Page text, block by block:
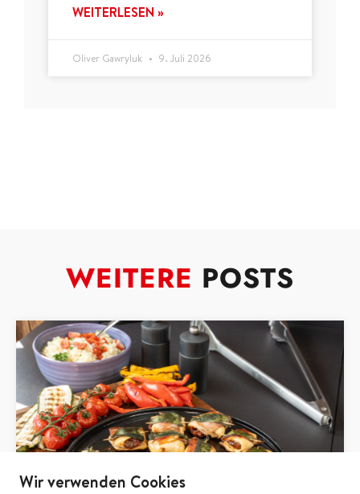
WEITERLESEN »
Oliver Gawryluk 9. Juli 2026
WEITERE POSTS
Wir verwenden Cookies